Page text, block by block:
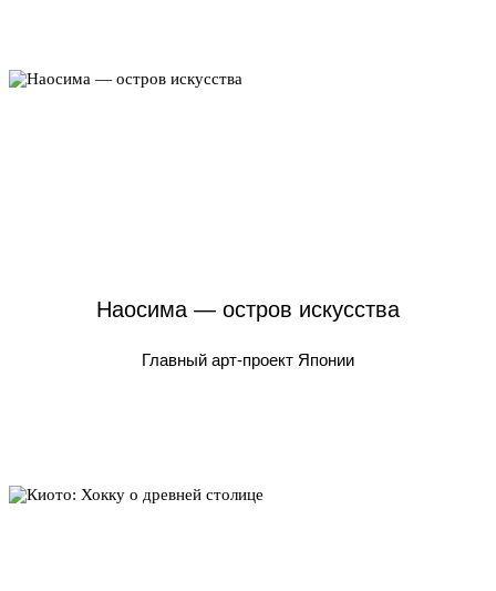
Наосима — остров искусства
Главный арт-проект Японии